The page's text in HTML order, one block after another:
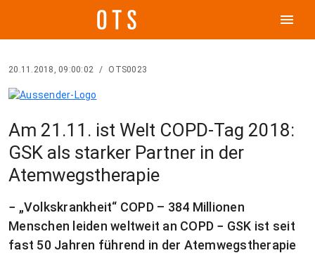
menu
20.11.2018, 09:00:02 / OTS0023
Am 21.11. ist Welt COPD-Tag 2018:
GSK als starker Partner in der
Atemwegstherapie
− „Volkskrankheit“ COPD – 384 Millionen
Menschen leiden weltweit an COPD − GSK ist seit
fast 50 Jahren führend in der Atemwegstherapie